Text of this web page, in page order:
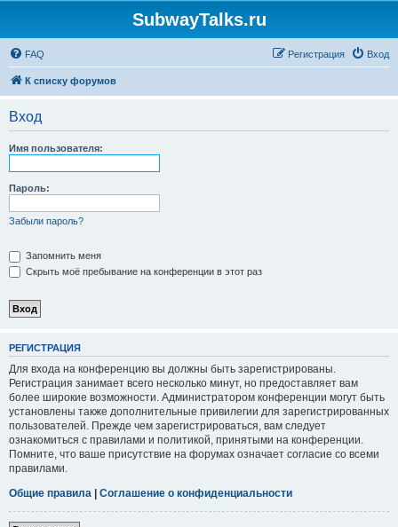
SubwayTalks.ru
FAQ Вход
Регистрация
К списку форумов
Вход
Имя пользователя:
Пароль:
Забыли пароль?
Запомнить меня
Скрыть моё пребывание на конференции в этот раз
РЕГИСТРАЦИЯ
Для входа на конференцию вы должны быть зарегистрированы.
Регистрация занимает всего несколько минут, но предоставляет вам
более широкие возможности. Администратором конференции могут быть
установлены также дополнительные привилегии для зарегистрированных
пользователей. Прежде чем зарегистрироваться, вам следует
ознакомиться с правилами и политикой, принятыми на конференции.
Помните, что ваше присутствие на форумах означает согласие со всеми
правилами.
Общие правила | Соглашение о конфиденциальности